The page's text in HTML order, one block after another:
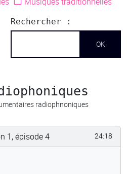
Rechercher :
radiophnoniques
1, épisode 4 24:18